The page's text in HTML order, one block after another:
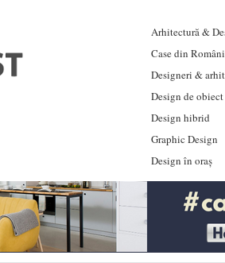
Arhitectură &
Case din
Designeri &
Design de obiect
Design hibrid
Graphic Design
Design în oraș